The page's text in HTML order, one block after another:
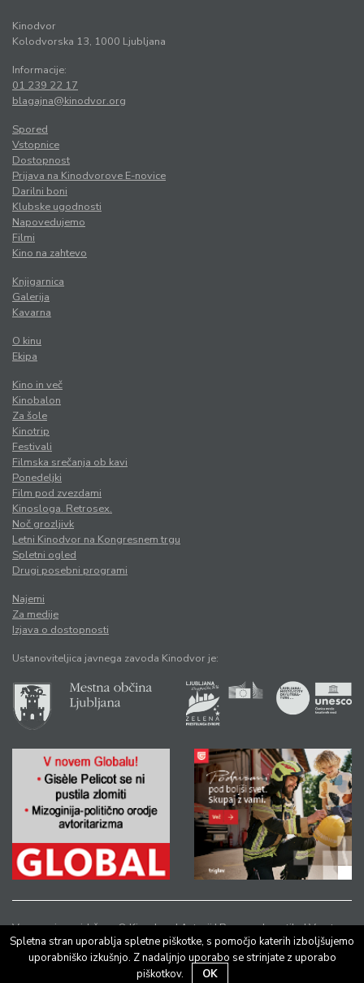
Kinodvor
Kolodvorska 13, 1000 Ljubljana
Informacije:
01 239 22 17
blagajna@kinodvor.org
Spored
Vstopnice
Dostopnost
Prijava na Kinodvorove E-novice
Darilni boni
Klubske ugodnosti
Napovedujemo
Filmi
Kino na zahtevo
Knjigarnica
Galerija
Kavarna
O kinu
Ekipa
Kino in več
Kinobalon
Za šole
Kinotrip
Festivali
Filmska srečanja ob kavi
Ponedeljki
Film pod zvezdami
Kinosloga. Retrosex.
Noč grozljivk
Letni Kinodvor na Kongresnem trgu
Spletni ogled
Drugi posebni programi
Najemi
Za medije
Izjava o dostopnosti
Ustanoviteljica javnega zavoda Kinodvor je:
Vse pravice pridržane © Kinodvor |Avtorji|Pravno obvestilo|Varstvo
osebnih podatkov
Spletna stran uporablja spletne piškotke, s pomočjo katerih izboljšujemo
uporabniško izkušnjo. Z nadaljnjo uporabo se strinjate z uporabo
piškotkov.
OK